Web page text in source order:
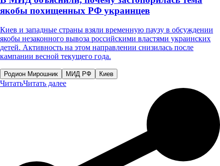
якобы похищенных РФ украинцев
Киев и западные страны взяли временную паузу в обсуждении
якобы незаконного вывоза российскими властями украинских
детей. Активность на этом направлении снизилась после
кампании весной текущего года.
Родион Мирошник МИД РФ Киев
ЧитатьЧитать далее